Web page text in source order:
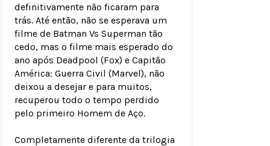
definitivamente não ficaram para
trás. Até então, não se esperava um
filme de Batman Vs Superman tão
cedo, mas o filme mais esperado do
ano após Deadpool (Fox) e Capitão
América: Guerra Civil (Marvel), não
deixou a desejar e para muitos,
recuperou todo o tempo perdido
pelo primeiro Homem de Aço.
Completamente diferente da trilogia